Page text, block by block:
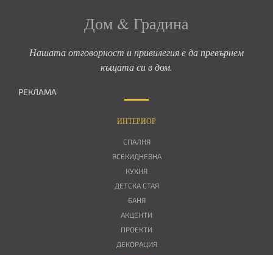
Дом & Градина
Нашата отговорност и привилегия е да превърнем
къщата си в дом.
РЕКЛАМА
ИНТЕРИОР
СПАЛНЯ
ВСЕКИДНЕВНА
КУХНЯ
ДЕТСКА СТАЯ
БАНЯ
АКЦЕНТИ
ПРОЕКТИ
ДЕКОРАЦИЯ